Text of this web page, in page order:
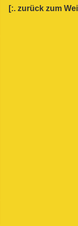
[:. zurück zum